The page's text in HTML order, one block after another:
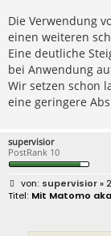
r
a
g
Die Verwendung
einen weiteren
Eine deutliche
bei Anwendung
Wir setzen schon
eine geringere
supervisior
PostRank 10
B
e
supervisior»
Mit Matomo